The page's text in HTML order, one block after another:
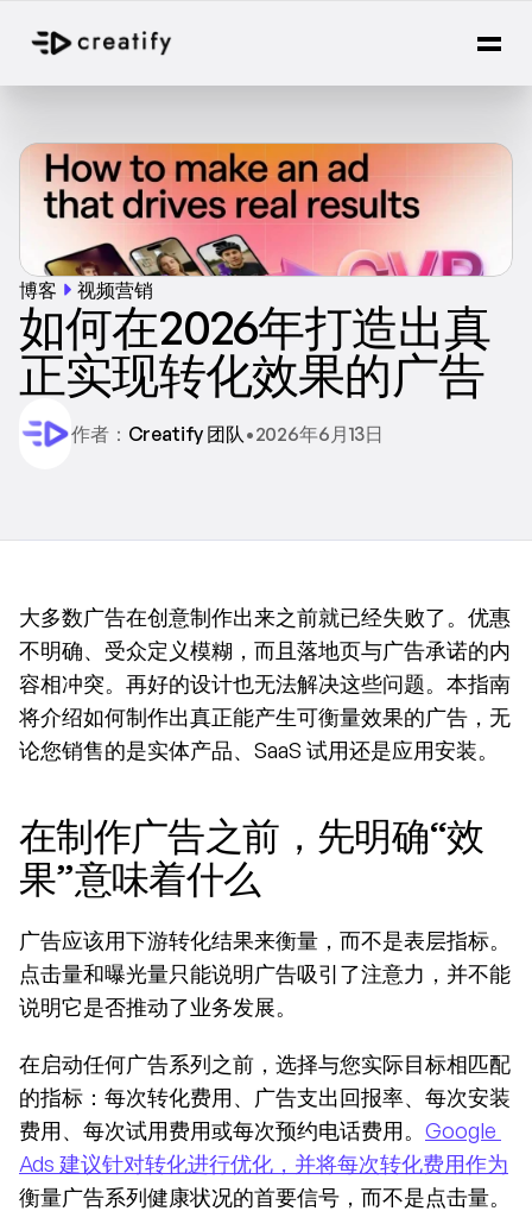
博客 视频营销
如何在2026年打造出真
正实现转化效果的广告
作者： Creatify 团队 •2026年6月13日
大多数广告在创意制作出来之前就已经失败了。优惠
不明确、受众定义模糊，而且落地页与广告承诺的内
容相冲突。再好的设计也无法解决这些问题。本指南
将介绍如何制作出真正能产生可衡量效果的广告，无
论您销售的是实体产品、SaaS 试用还是应用安装。
在制作广告之前，先明确“效
果”意味着什么
广告应该用下游转化结果来衡量，而不是表层指标。
点击量和曝光量只能说明广告吸引了注意力，并不能
说明它是否推动了业务发展。
在启动任何广告系列之前，选择与您实际目标相匹配
的指标：每次转化费用、广告支出回报率、每次安装
费用、每次试用费用或每次预约电话费用。 Google
Ads 建议针对转化进行优化，并将每次转化费用作为
衡量广告系列健康状况的首要信号，而不是点击量。